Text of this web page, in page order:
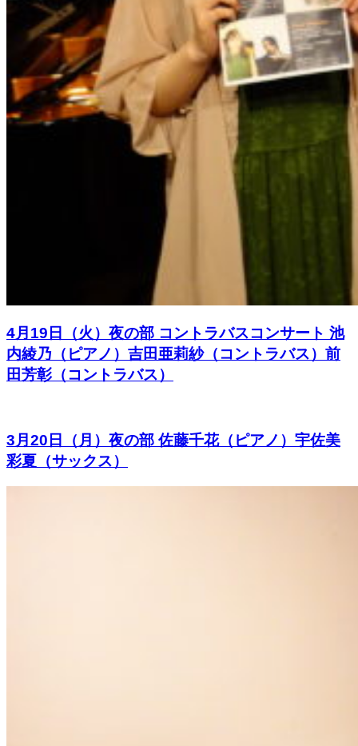
4月19日（火）夜の部 コントラバスコンサート 池
内綾乃（ピアノ）吉田亜莉紗（コントラバス）前
田芳彰（コントラバス）
3月20日（月）夜の部 佐藤千花（ピアノ）宇佐美
彩夏（サックス）